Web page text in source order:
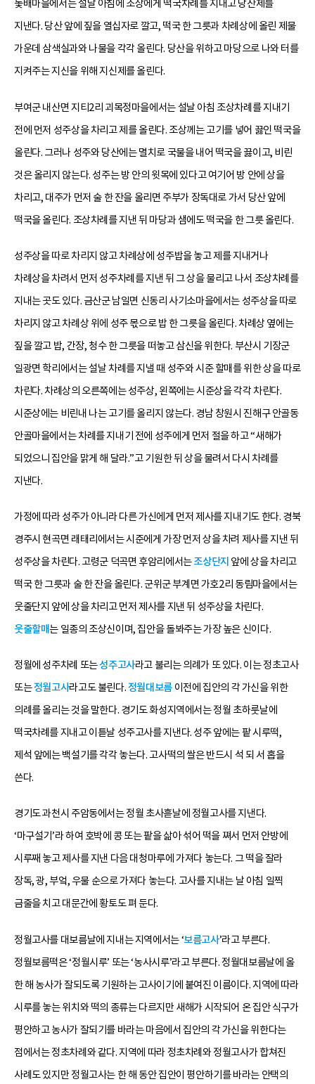
돛배마을에서는 설날 아침에 조상에게 떡국차례를 지내고 당산제를
지낸다. 당산 앞에 짚을 열십자로 깔고, 떡국 한 그릇과 차례상에 올린 제물
가운데 삼색실과와 나물을 각각 올린다. 당산을 위하고 마당으로 나와 터를
지켜주는 지신을 위해 지신제를 올린다.
부여군 내산면 지티2리 괴목정마을에서는 설날 아침 조상차례를 지내기
전에 먼저 성주상을 차리고 제를 올린다. 조상께는 고기를 넣어 끓인 떡국을
올린다. 그러나 성주와 당산에는 멸치로 국물을 내어 떡국을 끓이고, 비린
것은 올리지 않는다. 성주는 방 안의 윗목에 있다고 여기어 방 안에 상을
차리고, 대주가 먼저 술 한 잔을 올리면 주부가 장독대로 가서 당산 앞에
떡국을 올린다. 조상차례를 지낸 뒤 마당과 샘에도 떡국을 한 그릇 올린다.
성주상을 따로 차리지 않고 차례상에 성주밥을 놓고 제를 지내거나
차례상을 차려서 먼저 성주차례를 지낸 뒤 그 상을 물리고 나서 조상차례를
지내는 곳도 있다. 금산군 남일면 신동리 사기소마을에서는 성주상을 따로
차리지 않고 차례상 위에 성주 몫으로 밥 한 그릇을 올린다. 차례상 옆에는
짚을 깔고 밥, 간장, 청수 한 그릇을 떠놓고 삼신을 위한다. 부산시 기장군
일광면 학리에서는 설날 차례를 지낼 때 성주와 시준 할매를 위한 상을 따로
차린다. 차례상의 오른쪽에는 성주상, 왼쪽에는 시준상을 각각 차린다.
시준상에는 비린내 나는 고기를 올리지 않는다. 경남 창원시 진해구 안골동
안골마을에서는 차례를 지내기 전에 성주에게 먼저 절을 하고 “새해가
되었으니 집안을 맑게 해 달라.”고 기원한 뒤 상을 물려서 다시 차례를
지낸다.
가정에 따라 성주가 아니라 다른 가신에게 먼저 제사를 지내기도 한다. 경북
경주시 현곡면 래태리에서는 시준에게 가장 먼저 상을 차려 제사를 지낸 뒤
성주상을 차린다. 고령군 덕곡면 후암리에서는조상단지 앞에 상을 차리고
떡국 한 그릇과 술 한 잔을 올린다. 군위군 부계면 가호2리 동림마을에서는
웃줄단지 앞에 상을 차리고 먼저 제사를 지낸 뒤 성주상을 차린다.
웃줄할매는 일종의 조상신이며, 집안을 돌봐주는 가장 높은 신이다.
정월에 성주차례 또는성주고사라고 불리는 의례가 또 있다. 이는 정초고사
또는정월고사라고도 불린다.정월대보름이전에 집안의 각 가신을 위한
의례를 올리는 것을 말한다. 경기도 화성지역에서는 정월 초하룻날에
떡국차례를 지내고 이튿날 성주고사를 지낸다. 성주 앞에는 팥 시루떡,
제석 앞에는 백설기를 각각 놓는다. 고사떡의 쌀은 반드시 석 되 서 홉을
쓴다.
경기도 과천시 주암동에서는 정월 초사흗날에 정월고사를 지낸다.
‘마구설기’라 하여 호박에 콩 또는 팥을 삶아 섞어 떡을 쪄서 먼저 안방에
시루째 놓고 제사를 지낸 다음 대청마루에 가져다 놓는다. 그 떡을 잘라
장독, 광, 부엌, 우물 순으로 가져다 놓는다. 고사를 지내는 날 아침 일찍
금줄을 치고 대문간에 황토도 펴 둔다.
정월고사를 대보름날에 지내는 지역에서는 ‘보름고사’라고 부른다.
정월보름떡은 ‘정월시루’ 또는 ‘농사시루’라고 부른다. 정월대보름날에 올
한 해 농사가 잘되도록 기원하는 고사이기에 붙여진 이름이다. 지역에 따라
시루를 놓는 위치와 떡의 종류는 다르지만 새해가 시작되어 온 집안 식구가
평안하고 농사가 잘되기를 바라는 마음에서 집안의 각 가신을 위한다는
점에서는 정초차례와 같다. 지역에 따라 정초차례와 정월고사가 합쳐진
사례도 있지만 정월고사는 한 해 동안 집안이 평안하기를 바라는 안택의